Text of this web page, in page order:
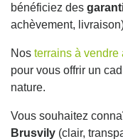
bénéficiez des
achèvement,
Nos terrains à vendre
pour vous offrir un
nature.
Vous souhaitez
Brusvily (clair,